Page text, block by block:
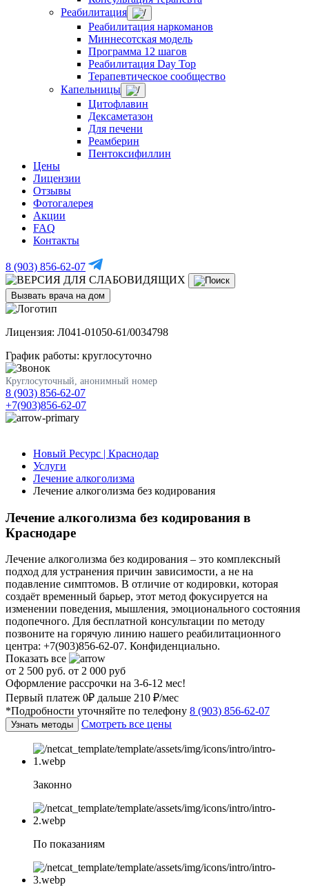
Реабилитация
Реабилитация наркоманов
Миннесотская модель
Программа 12 шагов
Реабилитация Day Top
Терапевтическое сообщество
Капельницы
Цитофлавин
Дексаметазон
Для печени
Реамберин
Пентоксифиллин
Цены
Лицензии
Отзывы
Фотогалерея
Акции
FAQ
Контакты
8 (903) 856-62-07
Вызвать врача на дом
Лицензия: Л041-01050-61/0034798
График работы: круглосуточно
Круглосуточный, анонимный номер
8 (903) 856-62-07
+7(903)856-62-07
Новый Ресурс | Краснодар
Услуги
Лечение алкоголизма
Лечение алкоголизма без кодирования
Лечение алкоголизма без кодирования в
Краснодаре
Лечение алкоголизма без кодирования – это комплексный
подход для устранения причин зависимости, а не на
подавление симптомов. В отличие от кодировки, которая
создаёт временный барьер, этот метод фокусируется на
изменении поведения, мышления, эмоционального состояния
подопечного. Для бесплатной консультации по методу
позвоните на горячую линию нашего реабилитационного
центра: +7(903)856-62-07. Конфиденциально.
Показать все
от 2 500 руб. от 2 000 руб
Оформление рассрочки на 3-6-12 мес!
Первый платеж 0₽ дальше 210 ₽/мес
*Подробности уточняйте по телефону 8 (903) 856-62-07
Узнать методы Смотреть все цены
Законно
По показаниям